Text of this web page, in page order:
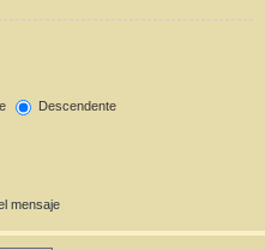
Descendente
mensaje